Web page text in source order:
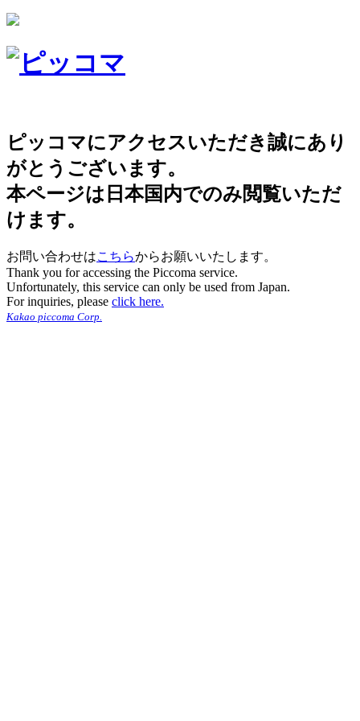
ピッコマにアクセスいただき誠にあり
がとうございます。
本ページは日本国内でのみ閲覧いただ
けます。
お問い合わせはこちらからお願いいたします。
Thank you for accessing the Piccoma service.
Unfortunately, this service can only be used from Japan.
For inquiries, please click here.
Kakao piccoma Corp.